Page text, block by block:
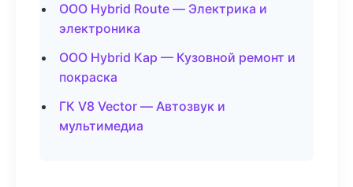
ООО Hybrid Route — Электрика и
электроника
ООО Hybrid Кар — Кузовной ремонт и
покраска
ГК V8 Vector — Автозвук и
мультимедиа